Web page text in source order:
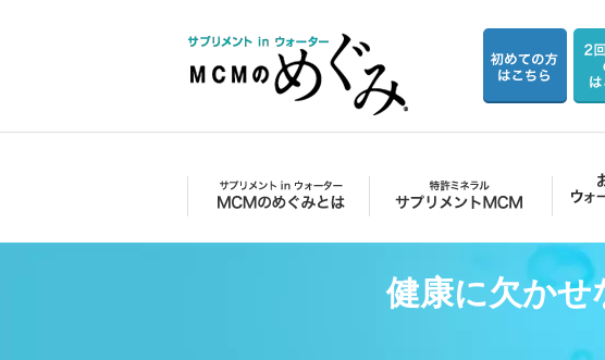
特許サプリ入り
のお水宅配
【MCMのめぐ
Primary
Menu
お得に
健康に欠か